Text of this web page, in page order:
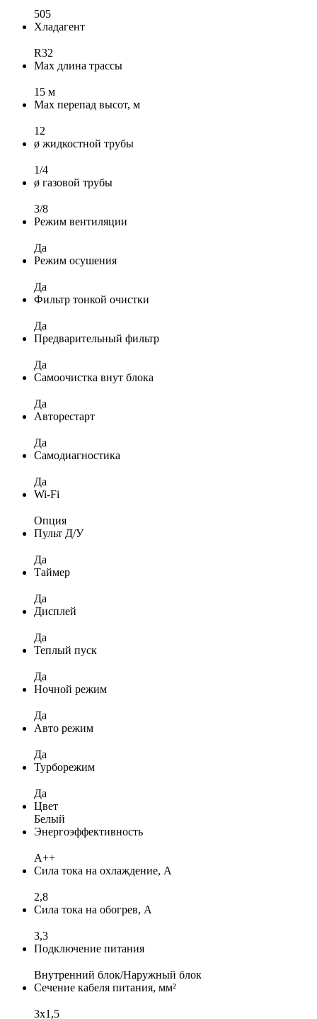
505
Хладагент
R32
Max длина трассы
15 м
Max перепад высот, м
12
ø жидкостной трубы
1/4
ø газовой трубы
3/8
Режим вентиляции
Да
Режим осушения
Да
Фильтр тонкой очистки
Да
Предварительный фильтр
Да
Самоочистка внут блока
Да
Авторестарт
Да
Самодиагностика
Да
Wi-Fi
Опция
Пульт Д/У
Да
Таймер
Да
Дисплей
Да
Теплый пуск
Да
Ночной режим
Да
Авто режим
Да
Турборежим
Да
Цвет
Белый
Энергоэффективность
A++
Сила тока на охлаждение, А
2,8
Сила тока на обогрев, А
3,3
Подключение питания
Внутренний блок/Наружный блок
Сечение кабеля питания, мм²
3x1,5